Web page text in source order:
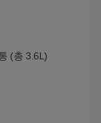
(총 3.6L)